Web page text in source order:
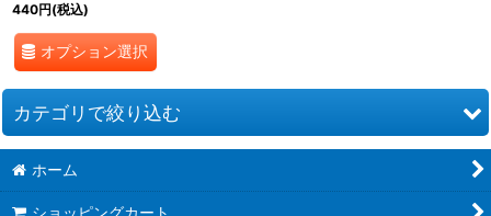
440円(税込)
オプション選択
カテゴリで絞り込む
ショップ❤オリジナル (全商品)
ホーム